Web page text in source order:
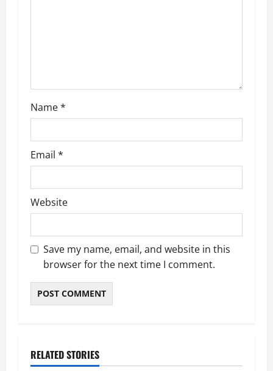
Name*
Email *
Website
Save my name, email, and website in this
browser for the next time I comment.
RELATED STORIES